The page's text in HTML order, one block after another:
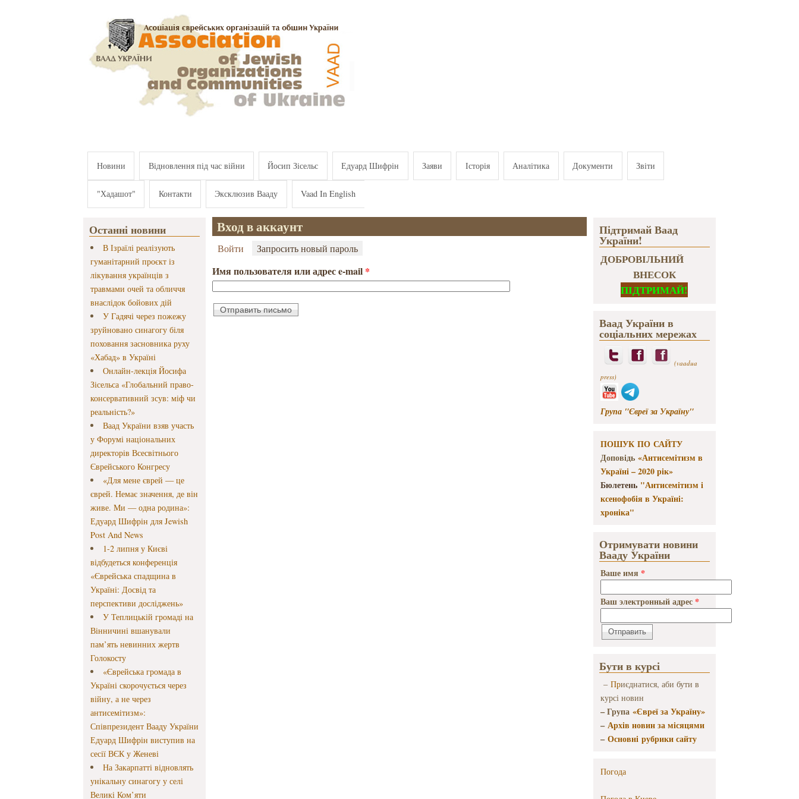
Новини Відновлення під час війни Йосип Зісельс Едуард Шифрін Заяви Історія Аналітика Документи Звіти
"Хадашот" Контакти Эксклюзив Вааду Vaad In English
Останні новини
В Ізраїлі реалізують
гуманітарний проєкт із
лікування українців з
травмами очей та обличчя
внаслідок бойових дій
У Гадячі через пожежу
зруйновано синагогу біля
поховання засновника руху
«Хабад» в Україні
Онлайн-лекція Йосифа
Зісельса «Глобальний право-
консервативний зсув: міф чи
реальність?»
Ваад України взяв участь
у Форумі національних
директорів Всесвітнього
Єврейського Конгресу
«Для мене єврей — це
єврей. Немає значення, де він
живе. Ми — одна родина»:
Едуард Шифрін для Jewish
Post And News
1-2 липня у Києві
відбудеться конференція
«Єврейська спадщина в
Україні: Досвід та
перспективи досліджень»
У Теплицькій громаді на
Вінничині вшанували
пам’ять невинних жертв
Голокосту
«Єврейська громада в
Україні скорочується через
війну, а не через
антисемітизм»:
Співпрезидент Вааду України
Едуард Шифрін виступив на
сесії ВЄК у Женеві
На Закарпатті відновлять
унікальну синагогу у селі
Великі Ком’яти
Вход в аккаунт
Главные вкладки
Войти Запросить новый пароль
Имя пользователя или адрес e-mail *
Підтримай Ваад
України!
ДОБРОВІЛЬНИЙ
ВНЕСОК
ПІДТРИМАЙ!
Ваад України в
соціальних мережах
(vaadua
press)
Група "Євреї за Україну"
ПОШУК ПО САЙТУ
Доповідь «Антисемітизм в
Україні – 2020 рік»
Бюлетень "Антисемітизм і
ксенофобія в Україні:
хроніка"
Отримувати новини
Вааду України
Ваше имя *
Ваш электронный адрес *
Бути в курсі
– Приєднатися, аби бути в
курсі новин
– Група «Євреї за Україну»
–Архів новин за місяцями
–Основні рубрики сайту
Погода